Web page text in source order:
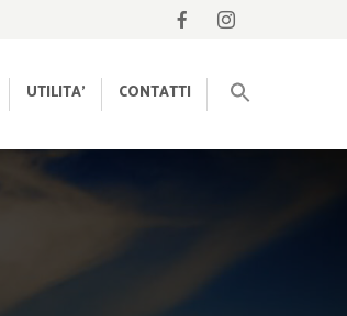
UTILITA’ CONTATTI